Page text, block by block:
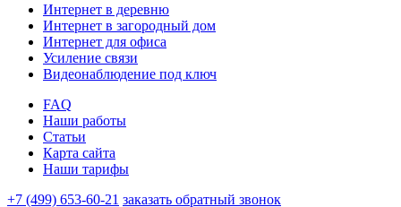
Интернет в деревню
Интернет в загородный дом
Интернет для офиса
Усиление связи
Видеонаблюдение под ключ
FAQ
Наши работы
Статьи
Карта сайта
Наши тарифы
+7 (499) 653-60-21 заказать обратный звонок